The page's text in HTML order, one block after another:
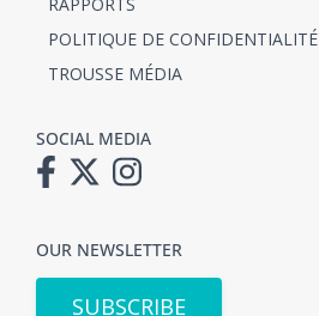
POLITIQUE DE CONFIDENTIALITÉ
TROUSSE MÉDIA
SOCIAL MEDIA
OUR NEWSLETTER
SUBSCRIBE